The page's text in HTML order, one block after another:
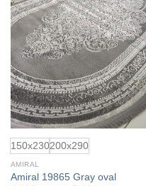
Добавить
в
избранное
150x230200x290
AMIRAL
Amiral 19865 Gray oval